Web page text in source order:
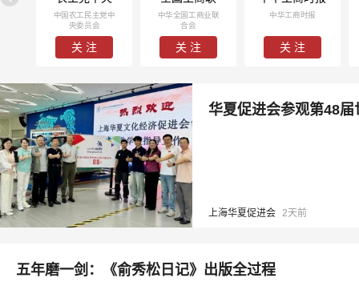
中国农工民主党中
央委员会
关 注
中华全国工商业联
合会
关 注
中华工商时报
关 注
华夏促进会参观第48
上海华夏促进会 2天前
五年磨一剑：《俞秀松日记》出版全过程